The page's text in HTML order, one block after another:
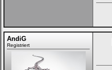
AndiG
Registriert